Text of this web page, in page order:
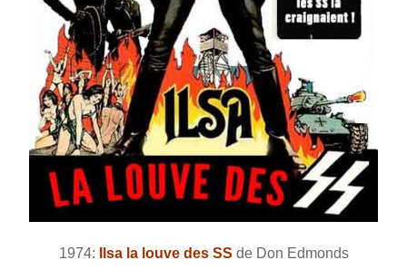
1974: Ilsa la louve des SS de Don Edmonds